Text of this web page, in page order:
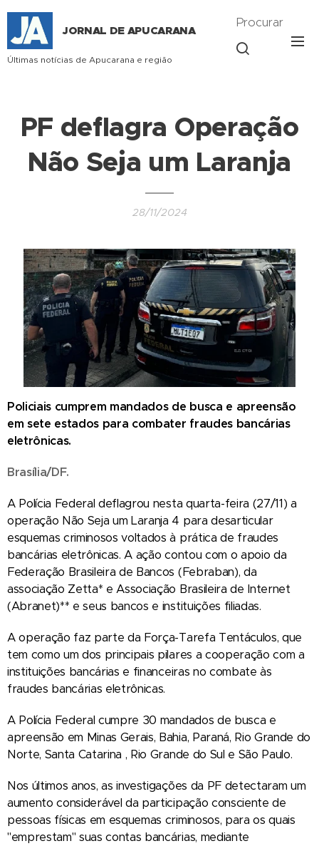
JORNAL DE APUCARANA
Últimas notícias de Apucarana e região
Procurar
PF deflagra Operação
Não Seja um Laranja
28/11/2024
Policiais cumprem mandados de busca e apreensão
em sete estados para combater fraudes bancárias
eletrônicas.
Brasília/DF.
A Polícia Federal deflagrou nesta quarta-feira (27/11) a
operação Não Seja um Laranja 4 para desarticular
esquemas criminosos voltados à prática de fraudes
bancárias eletrônicas. A ação contou com o apoio da
Federação Brasileira de Bancos (Febraban), da
associação Zetta* e Associação Brasileira de Internet
(Abranet)** e seus bancos e instituições filiadas.
A operação faz parte da Força-Tarefa Tentáculos, que
tem como um dos principais pilares a cooperação com a
instituições bancárias e financeiras no combate às
fraudes bancárias eletrônicas.
A Polícia Federal cumpre 30 mandados de busca e
apreensão em Minas Gerais, Bahia, Paraná, Rio Grande do
Norte, Santa Catarina , Rio Grande do Sul e São Paulo.
Nos últimos anos, as investigações da PF detectaram um
aumento considerável da participação consciente de
pessoas físicas em esquemas criminosos, para os quais
"emprestam" suas contas bancárias, mediante